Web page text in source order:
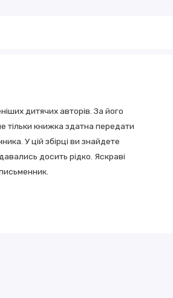
дитячих авторів. За його
тільки книжка здатна передати
У цій збірці ви знайдете
досить рідко. Яскраві